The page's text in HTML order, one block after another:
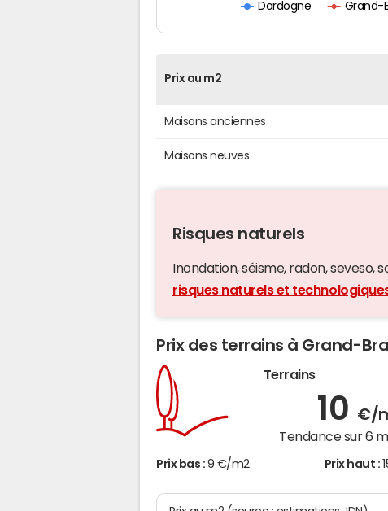
Dordogne Grand-
Prix au m2
Maisons anciennes
Maisons neuves
Risques naturels
Inondation, séisme, radon, seveso,
risques naturels et
Prix des terrains à Grand-
Terrains
10 €/
Tendance sur 6
Prix bas : 9 €/m2 Prix haut :